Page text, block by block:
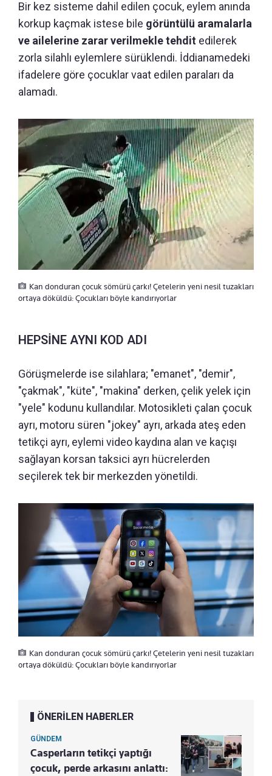
Bir kez sisteme dahil edilen çocuk, eylem anında
korkup kaçmak istese bile görüntülü aramalarla
ve ailelerine zarar verilmekle tehdit edilerek
zorla silahlı eylemlere sürüklendi. İddianamedeki
ifadelere göre çocuklar vaat edilen paraları da
alamadı.
Kan donduran çocuk sömürü çarkı! Çetelerin yeni nesil tuzakları
ortaya döküldü: Çocukları böyle kandırıyorlar
HEPSİNE AYNI KOD ADI
Görüşmelerde ise silahlara; "emanet", "demir",
"çakmak", "küte", "makina" derken, çelik yelek için
"yele" kodunu kullandılar. Motosikleti çalan çocuk
ayrı, motoru süren "jokey" ayrı, arkada ateş eden
tetikçi ayrı, eylemi video kaydına alan ve kaçışı
sağlayan korsan taksici ayrı hücrelerden
seçilerek tek bir merkezden yönetildi.
Kan donduran çocuk sömürü çarkı! Çetelerin yeni nesil tuzakları
ortaya döküldü: Çocukları böyle kandırıyorlar
ÖNERİLEN HABERLER
GÜNDEM
Casperların tetikçi yaptığı
çocuk, perde arkasını anlattı: